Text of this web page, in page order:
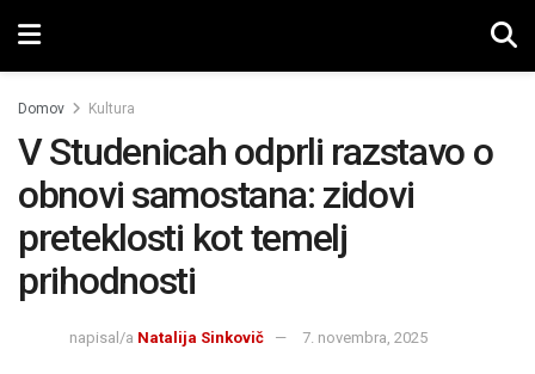
Domov Kultura
V Studenicah odprli razstavo o
obnovi samostana: zidovi
preteklosti kot temelj
prihodnosti
napisal/a Natalija Sinkovič 7. novembra, 2025